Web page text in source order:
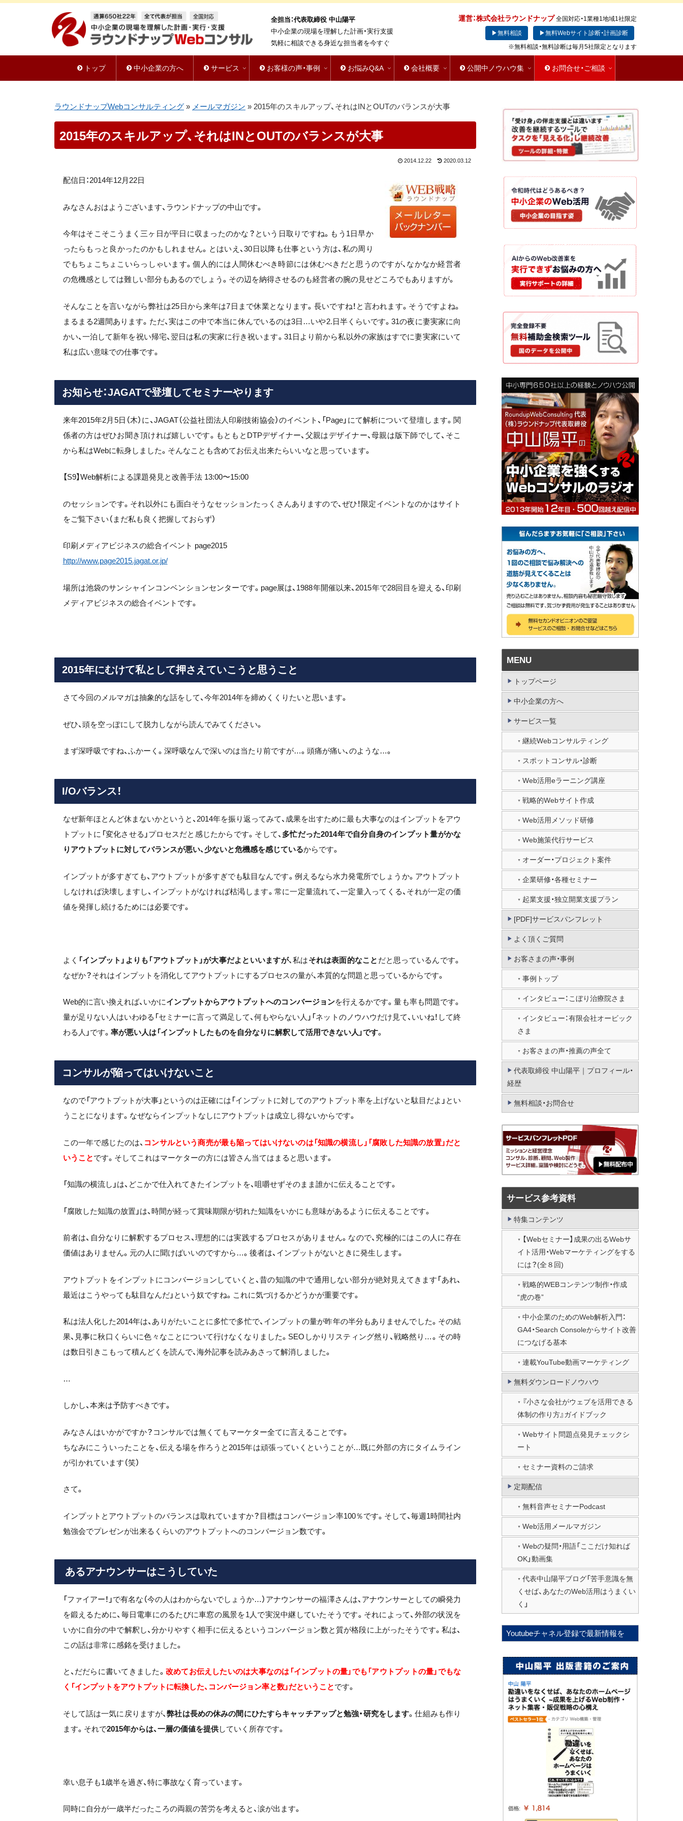
全担当：代表取締役 中山陽平
中小企業の現場を理解した計画・実行支援
気軽に相談できる身近な担当者を今すぐ
運営：株式会社ラウンドナップ 全国対応・1業種1地域1社限定
▶無料相談
▶無料Webサイト診断・計画診断
※無料相談・無料診断は毎月5社限定となります
トップ 中小企業の方へ サービス お客様の声・事例 お悩みQ&A 会社概要 公開中ノウハウ集 お問合せ・ご相談
ラウンドナップWebコンサルティング » メールマガジン » 2015年のスキルアップ、それはINとOUTのバランスが大事
2015年のスキルアップ、それはINとOUTのバランスが大事
2014.12.22 2020.03.12
配信日：2014年12月22日
みなさんおはようございます、ラウンドナップの中山です。
今年はそこそこうまく三ヶ日が平日に収まったのかな？という日取りですね。もう1日早か
ったらもっと良かったのかもしれません。とはいえ、30日以降も仕事という方は、私の周り
でもちょこちょこいらっしゃいます。個人的には人間休むべき時節には休むべきだと思うのですが、なかなか経営者
の危機感としては難しい部分もあるのでしょう。その辺を納得させるのも経営者の腕の見せどころでもありますが。
そんなことを言いながら弊社は25日から来年は7日まで休業となります。長いですね！と言われます。そうですよね。
まるまる2週間あります。ただ、実はこの中で本当に休んでいるのは3日…いや2.日半くらいです。31の夜に妻実家に向
かい、一泊して新年を祝い帰宅、翌日は私の実家に行き祝います。31日より前から私以外の家族はすでに妻実家にいて
私は広い意味での仕事です。
お知らせ：JAGATで登壇してセミナーやります
来年2015年2月5日（木）に、JAGAT（公益社団法人印刷技術協会）のイベント、「Page」にて解析について登壇します。関
係者の方はぜひお聞き頂ければ嬉しいです。もともとDTPデザイナー、父親はデザイナー、母親は版下師でして、そこ
から私はWebに転身しました。そんなことも含めてお伝え出来たらいいなと思っています。
【S9】Web解析による課題発見と改善手法 13:00〜15:00
のセッションです。それ以外にも面白そうなセッションたっくさんありますので、ぜひ！限定イベントなのかはサイト
をご覧下さい（まだ私も良く把握しておらず）
印刷メディアビジネスの総合イベント page2015
http://www.page2015.jagat.or.jp/
場所は池袋のサンシャインコンベンションセンターです。page展は、1988年開催以来、2015年で28回目を迎える、印刷
メディアビジネスの総合イベントです。
2015年にむけて私として押さえていこうと思うこと
さて今回のメルマガは抽象的な話をして、今年2014年を締めくくりたいと思います。
ぜひ、頭を空っぽにして脱力しながら読んでみてください。
まず深呼吸ですね、ふかーく。深呼吸なんで深いのは当たり前ですが…。頭痛が痛い、のような…。
I/Oバランス！
なぜ新年ほとんど休まないかというと、2014年を振り返ってみて、成果を出すために最も大事なのはインプットをアウ
トプットに「変化させる」プロセスだと感じたからです。そして、 多忙だった2014年で自分自身のインプット量がかな
りアウトプットに対してバランスが悪い、少ないと危機感を感じているからです。
インプットが多すぎても、アウトプットが多すぎでも駄目なんです。例えるなら水力発電所でしょうか。アウトプット
しなければ決壊しますし、インプットがなければ枯渇します。常に一定量流れて、一定量入ってくる、それが一定の価
値を発揮し続けるためには必要です。
よく 「インプット」よりも「アウトプット」が大事だよといいますが、私はそれは表面的なこと だと思っているんです。
なぜか？それはインプットを消化してアウトプットにするプロセスの量が、本質的な問題と思っているからです。
Web的に言い換えれば、いかにインプットからアウトプットへのコンバージョンを行えるかです。量も率も問題です。
量が足りない人はいわゆる「セミナーに言って満足して、何もやらない人」「ネットのノウハウだけ見て、いいね！して終
わる人」です。 率が悪い人は「インプットしたものを自分なりに解釈して活用できない人」です。
コンサルが陥ってはいけないこと
なので「アウトプットが大事」というのは正確には「インプットに対してのアウトプット率を上げないと駄目だよ」とい
うことになります。なぜならインプットなしにアウトプットは成立し得ないからです。
この一年で感じたのは、 コンサルという商売が最も陥ってはいけないのは「知識の横流し」「腐敗した知識の放置」だと
いうことです。そしてこれはマーケターの方には皆さん当てはまると思います。
「知識の横流し」は、どこかで仕入れてきたインプットを、咀嚼せずそのまま誰かに伝えることです。
「腐敗した知識の放置」は、時間が経って賞味期限が切れた知識をいかにも意味があるように伝えることです。
前者は、自分なりに解釈するプロセス、理想的には実践するプロセスがありません。なので、究極的にはこの人に存在
価値はありません。元の人に聞けばいいのですから…。後者は、インプットがないときに発生します。
アウトプットをインプットにコンバージョンしていくと、昔の知識の中で通用しない部分が絶対見えてきます「あれ、
最近はこうやっても駄目なんだ」という奴ですね。これに気づけるかどうかが重要です。
私は法人化した2014年は、ありがたいことに多忙で多忙で、インプットの量が昨年の半分もありませんでした。その結
果、見事に秋口くらいに色々なことについて行けなくなりました。SEOしかりリスティング然り、戦略然り…。その時
は数日引きこもって積んどくを読んで、海外記事を読みあさって解消しました。
…
しかし、本来は予防すべきです。
みなさんはいかがですか？コンサルでは無くてもマーケター全てに言えることです。
ちなみにこういったことを、伝える場を作ろうと2015年は頑張っていくということが…既に外部の方にタイムライン
が引かれています（笑）
さて。
インプットとアウトプットのバランスは取れていますか？目標はコンバージョン率100％です。そして、毎週1時間社内
勉強会でプレゼンが出来るくらいのアウトプットへのコンバージョン数です。
あるアナウンサーはこうしていた
「ファイアー！」で有名な（今の人はわからないでしょうか…）アナウンサーの福澤さんは、アナウンサーとしての瞬発力
を鍛えるために、毎日電車にのるたびに車窓の風景を1人で実況中継していたそうです。それによって、外部の状況を
いかに自分の中で解釈し、分かりやすく相手に伝えるというコンバージョン数と質が格段に上がったそうです。私は、
この話は非常に感銘を受けました。
と、だだらに書いてきました。 改めてお伝えしたいのは大事なのは「インプットの量」でも「アウトプットの量」でもな
く「インプットをアウトプットに転換した、コンバージョン率と数」だということです。
そして話は一気に戻りますが、弊社は長めの休みの間にひたすらキャッチアップと勉強・研究をします。仕組みも作り
ます。それで2015年からは、一層の価値を提供していく所存です。
幸い息子も1歳半を過ぎ、特に事故なく育っています。
同時に自分が一歳半だったころの両親の苦労を考えると、涙が出ます。
MENU
トップページ
中小企業の方へ
サービス一覧
継続Webコンサルティング
スポットコンサル・診断
Web活用eラーニング講座
戦略的Webサイト作成
Web活用メソッド研修
Web施策代行サービス
オーダー・プロジェクト案件
企業研修・各種セミナー
起業支援・独立開業支援プラン
[PDF]サービスパンフレット
よく頂くご質問
お客さまの声・事例
事例トップ
インタビュー：こぼり治療院さま
インタビュー：有限会社オービック
さま
お客さまの声・推薦の声全て
代表取締役 中山陽平｜プロフィール・
経歴
無料相談・お問合せ
サービス参考資料
特集コンテンツ
【Webセミナー】成果の出るWebサ
イト活用・Webマーケティングをする
には？(全８回)
戦略的WEBコンテンツ制作・作成
“虎の巻”
中小企業のためのWeb解析入門：
GA4・Search Consoleからサイト改善
につなげる基本
連載YouTube動画マーケティング
無料ダウンロードノウハウ
『小さな会社がウェブを活用できる
体制の作り方』ガイドブック
Webサイト問題点発見チェックシ
ート
セミナー資料のご請求
定期配信
無料音声セミナーPodcast
Web活用メールマガジン
Webの疑問・用語「ここだけ知れば
OK」動画集
代表中山陽平ブログ「苦手意識を無
くせば、あなたのWeb活用はうまくい
く」
Youtubeチャネル登録で最新情報を